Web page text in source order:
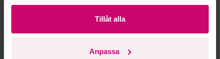
Tillåt alla
Anpassa
Mer från samma kategori